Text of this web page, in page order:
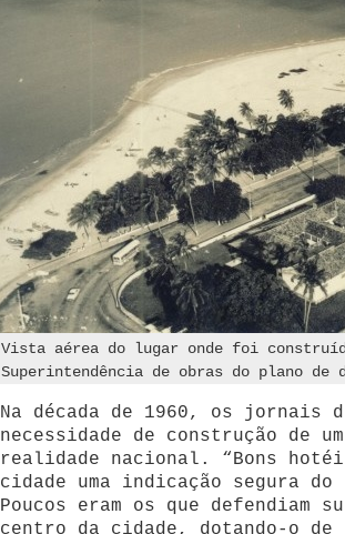
Vista aérea do lugar onde foi construído
Superintendência de obras do plano de
Na década de 1960, os jornais
necessidade de construção de
realidade nacional. “Bons
cidade uma indicação segura
Poucos eram os que defendiam
centro da cidade, dotando-o de